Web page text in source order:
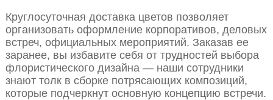
Круглосуточная доставка цветов позволяет
организовать оформление корпоративов, деловых
встреч, официальных мероприятий. Заказав ее
заранее, вы избавите себя от трудностей выбора
флористического дизайна — наши сотрудники
знают толк в сборке потрясающих композиций,
которые подчеркнут основную концепцию встречи.